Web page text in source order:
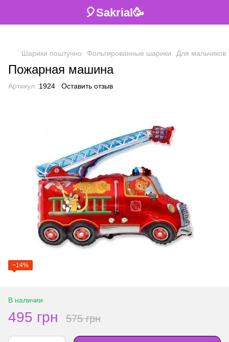
🎈Sakrial🥳
Шарики поштучно Фольгированные шарики Для мальчиков
Пожарная машина
Артикул: 1924 Оставить отзыв
−14%
В наличии
495 грн 575 грн